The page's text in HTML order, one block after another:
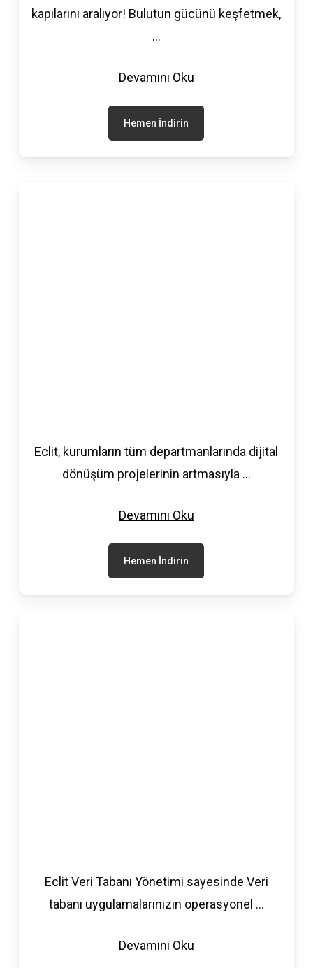
kapılarını aralıyor! Bulutun gücünü keşfetmek,
...
Devamını Oku
Hemen İndirin
Eclit, kurumların tüm departmanlarında dijital
dönüşüm projelerinin artmasıyla ...
Devamını Oku
Hemen İndirin
Eclit Veri Tabanı Yönetimi sayesinde Veri
tabanı uygulamalarınızın operasyonel ...
Devamını Oku